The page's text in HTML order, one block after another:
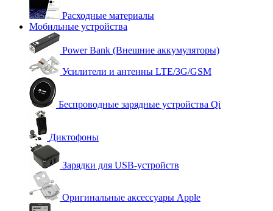
Расходные материалы
Мобильные устройства
Power Bank (Внешние аккумуляторы)
Усилители и антенны LTE/3G/GSM
Беспроводные зарядные устройства Qi
Диктофоны
Зарядки для USB-устройств
Оригинальные аксессуары Apple